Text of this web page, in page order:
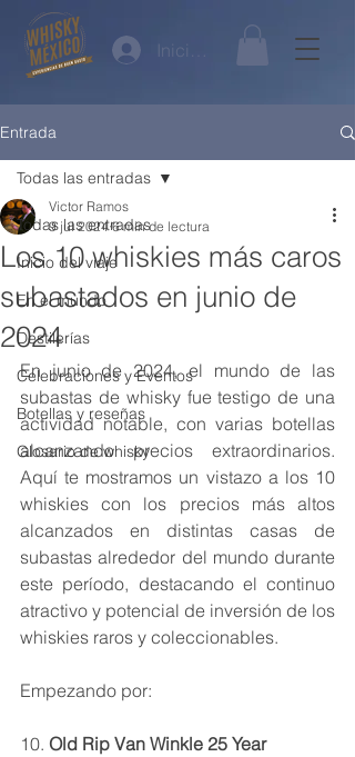
Iniciar sesión
Entrada
Todas las entradas
Inicio del viaje
En el mundo
Destilerías
Celebraciones y Eventos
Botellas y reseñas
Glosario de whisky
Todas las entradas
Los 10 whiskies más caros
subastados en junio de
2024
Victor Ramos
9 jul 2024 6 min de lectura
En junio de 2024, el mundo de las
subastas de whisky fue testigo de una
actividad notable, con varias botellas
alcanzando precios extraordinarios.
Aquí te mostramos un vistazo a los 10
whiskies con los precios más altos
alcanzados en distintas casas de
subastas alrededor del mundo durante
este período, destacando el continuo
atractivo y potencial de inversión de los
whiskies raros y coleccionables.
Empezando por:
10. Old Rip Van Winkle 25 Year